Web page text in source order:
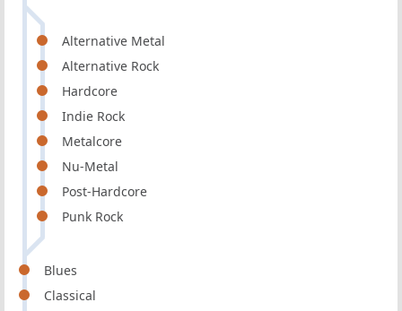
Alternative Metal
Alternative Rock
Hardcore
Indie Rock
Metalcore
Nu-Metal
Post-Hardcore
Punk Rock
Blues
Classical